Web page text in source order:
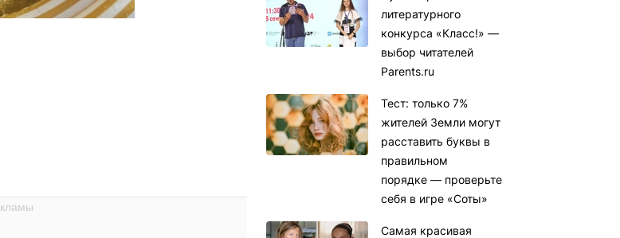
литературного
конкурса «Класс!» —
выбор читателей
Parents.ru
Тест: только 7%
жителей Земли могут
расставить буквы в
правильном
порядке — проверьте
себя в игре «Соты»
Самая красивая